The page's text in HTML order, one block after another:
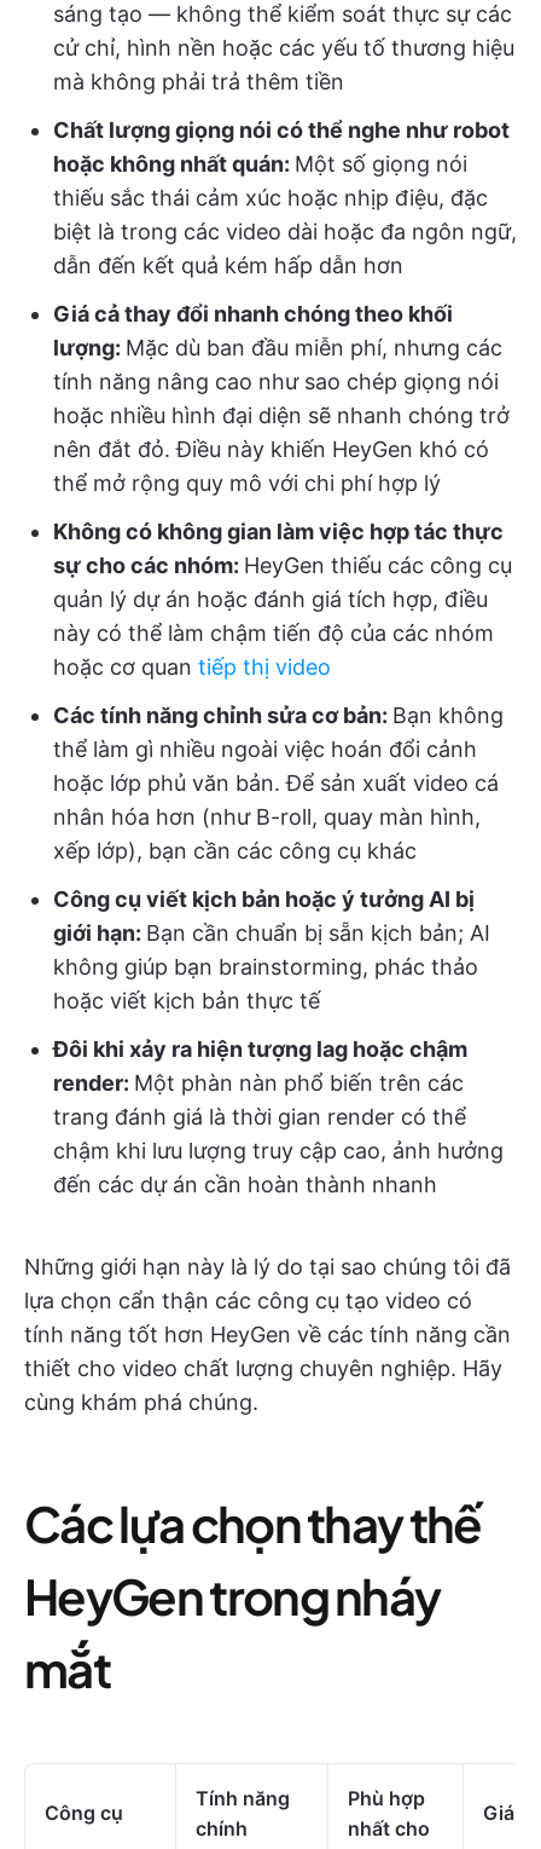
sáng tạo — không thể kiểm soát thực sự các
cử chỉ, hình nền hoặc các yếu tố thương hiệu
mà không phải trả thêm tiền
Chất lượng giọng nói có thể nghe như robot
hoặc không nhất quán: Một số giọng nói
thiếu sắc thái cảm xúc hoặc nhịp điệu, đặc
biệt là trong các video dài hoặc đa ngôn ngữ,
dẫn đến kết quả kém hấp dẫn hơn
Giá cả thay đổi nhanh chóng theo khối
lượng: Mặc dù ban đầu miễn phí, nhưng các
tính năng nâng cao như sao chép giọng nói
hoặc nhiều hình đại diện sẽ nhanh chóng trở
nên đắt đỏ. Điều này khiến HeyGen khó có
thể mở rộng quy mô với chi phí hợp lý
Không có không gian làm việc hợp tác thực
sự cho các nhóm: HeyGen thiếu các công cụ
quản lý dự án hoặc đánh giá tích hợp, điều
này có thể làm chậm tiến độ của các nhóm
hoặc cơ quan tiếp thị video
Các tính năng chỉnh sửa cơ bản: Bạn không
thể làm gì nhiều ngoài việc hoán đổi cảnh
hoặc lớp phủ văn bản. Để sản xuất video cá
nhân hóa hơn (như B-roll, quay màn hình,
xếp lớp), bạn cần các công cụ khác
Công cụ viết kịch bản hoặc ý tưởng AI bị
giới hạn: Bạn cần chuẩn bị sẵn kịch bản; AI
không giúp bạn brainstorming, phác thảo
hoặc viết kịch bản thực tế
Đôi khi xảy ra hiện tượng lag hoặc chậm
render: Một phàn nàn phổ biến trên các
trang đánh giá là thời gian render có thể
chậm khi lưu lượng truy cập cao, ảnh hưởng
đến các dự án cần hoàn thành nhanh
Những giới hạn này là lý do tại sao chúng tôi đã
lựa chọn cẩn thận các công cụ tạo video có
tính năng tốt hơn HeyGen về các tính năng cần
thiết cho video chất lượng chuyên nghiệp. Hãy
cùng khám phá chúng.
Các lựa chọn thay thế
HeyGen trong nháy
mắt
Công cụ
Tính năng
chính
Phù hợp
nhất cho
Giá